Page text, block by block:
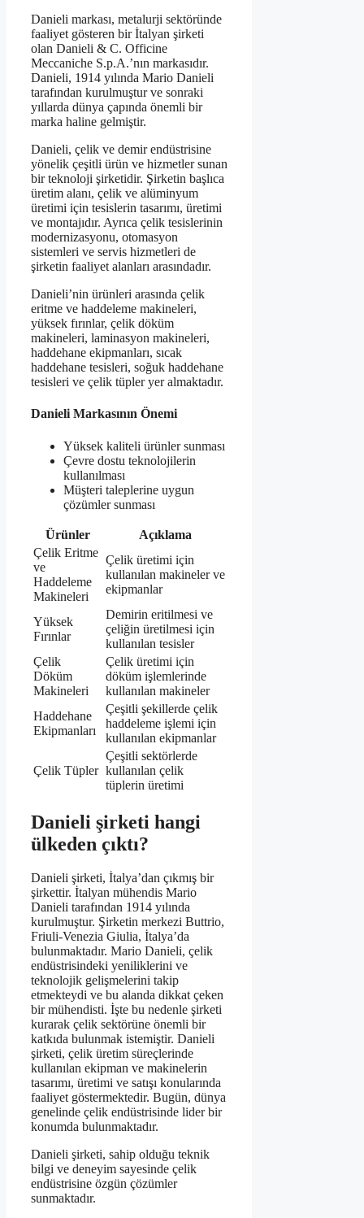
Danieli markası, metalurji sektöründe
faaliyet gösteren bir İtalyan şirketi
olan Danieli & C. Officine
Meccaniche S.p.A.’nın markasıdır.
Danieli, 1914 yılında Mario Danieli
tarafından kurulmuştur ve sonraki
yıllarda dünya çapında önemli bir
marka haline gelmiştir.
Danieli, çelik ve demir endüstrisine
yönelik çeşitli ürün ve hizmetler sunan
bir teknoloji şirketidir. Şirketin başlıca
üretim alanı, çelik ve alüminyum
üretimi için tesislerin tasarımı, üretimi
ve montajıdır. Ayrıca çelik tesislerinin
modernizasyonu, otomasyon
sistemleri ve servis hizmetleri de
şirketin faaliyet alanları arasındadır.
Danieli’nin ürünleri arasında çelik
eritme ve haddeleme makineleri,
yüksek fırınlar, çelik döküm
makineleri, laminasyon makineleri,
haddehane ekipmanları, sıcak
haddehane tesisleri, soğuk haddehane
tesisleri ve çelik tüpler yer almaktadır.
Danieli Markasının Önemi
Yüksek kaliteli ürünler sunması
Çevre dostu teknolojilerin
kullanılması
Müşteri taleplerine uygun
çözümler sunması
Ürünler
Açıklama
Çelik Eritme
ve
Haddeleme
Makineleri
Çelik üretimi için
kullanılan makineler ve
ekipmanlar
Yüksek
Fırınlar
Demirin eritilmesi ve
çeliğin üretilmesi için
kullanılan tesisler
Çelik
Döküm
Makineleri
Çelik üretimi için
döküm işlemlerinde
kullanılan makineler
Haddehane
Ekipmanları
Çeşitli şekillerde çelik
haddeleme işlemi için
kullanılan ekipmanlar
Çelik Tüpler
Çeşitli sektörlerde
kullanılan çelik
tüplerin üretimi
Danieli şirketi hangi
ülkeden çıktı?
Danieli şirketi, İtalya’dan çıkmış bir
şirkettir. İtalyan mühendis Mario
Danieli tarafından 1914 yılında
kurulmuştur. Şirketin merkezi Buttrio,
Friuli-Venezia Giulia, İtalya’da
bulunmaktadır. Mario Danieli, çelik
endüstrisindeki yeniliklerini ve
teknolojik gelişmelerini takip
etmekteydi ve bu alanda dikkat çeken
bir mühendisti. İşte bu nedenle şirketi
kurarak çelik sektörüne önemli bir
katkıda bulunmak istemiştir. Danieli
şirketi, çelik üretim süreçlerinde
kullanılan ekipman ve makinelerin
tasarımı, üretimi ve satışı konularında
faaliyet göstermektedir. Bugün, dünya
genelinde çelik endüstrisinde lider bir
konumda bulunmaktadır.
Danieli şirketi, sahip olduğu teknik
bilgi ve deneyim sayesinde çelik
endüstrisine özgün çözümler
sunmaktadır.